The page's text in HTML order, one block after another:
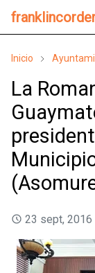
Inicio
La
23 sept, 2016